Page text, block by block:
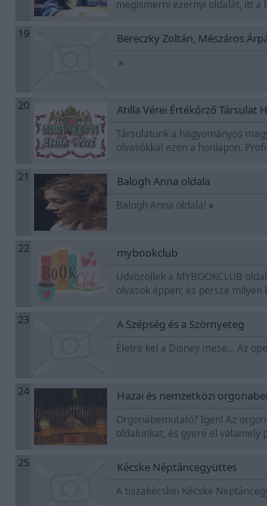
megismerni ezernyi oldalát, itt a
19 Bereczky Zoltán, Mészáros
»
20 Atilla Vérei Értékőrző Társulat
Társulatunk a hagyományos
olvasókkal ezen a honlapon.
21 Balogh Anna oldala
Balogh Anna oldala! »
22 mybookclub
Üdvözöllek a MYBOOKCLUB
olvasok éppen; és persze milyen
23 A Szépség és a Szörnyeteg
Életre kel a Disney mese... Az
24 Hazai és nemzetközi
Orgonabemutató? Igen! Az
oldalunkat, és gyere el valamely
25 Kécske Néptáncegyüttes
A tiszakécskei Kécske